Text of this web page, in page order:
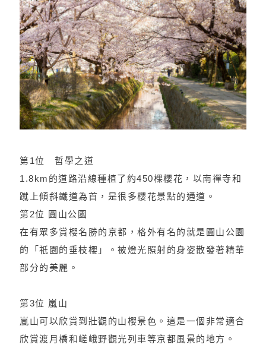
第1位 哲學之道
1.8km的道路沿線種植了約450棵櫻花，以南禪寺和
蹴上傾斜鐵道為首，是很多櫻花景點的通道。
第2位 圓山公園
在有眾多賞櫻名勝的京都，格外有名的就是圓山公園
的「祇園的垂枝櫻」。被燈光照射的身姿散發著精華
部分的美麗。
第3位 嵐山
嵐山可以欣賞到壯觀的山櫻景色。這是一個非常適合
欣賞渡月橋和嵯峨野觀光列車等京都風景的地方。